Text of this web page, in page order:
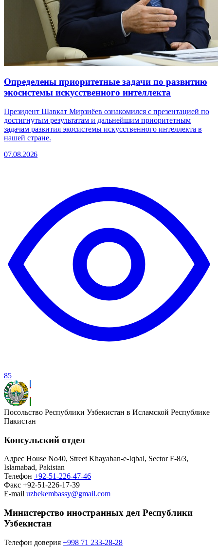
Определены приоритетные задачи по развитию
экосистемы искусственного интеллекта
Президент Шавкат Мирзиёев ознакомился с презентацией по
достигнутым результатам и дальнейшим приоритетным
задачам развития экосистемы искусственного интеллекта в
нашей стране.
07.08.2026
85
Посольство Республики Узбекистан в Исламской Республике
Пакистан
Консульский отдел
Адрес House No40, Street Khayaban-e-Iqbal, Sector F-8/3,
Islamabad, Pakistan
Телефон +92-51-226-47-46
Факс +92-51-226-17-39
E-mail uzbekembassy@gmail.com
Министерство иностранных дел Республики
Узбекистан
Телефон доверия +998 71 233-28-28